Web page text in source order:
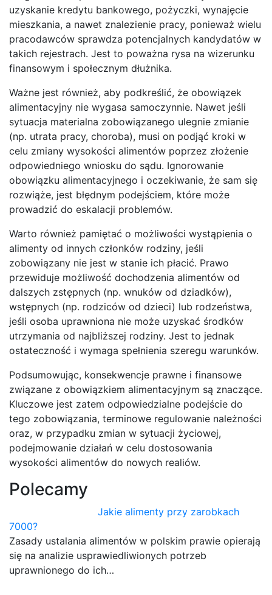
uzyskanie kredytu bankowego, pożyczki, wynajęcie
mieszkania, a nawet znalezienie pracy, ponieważ wielu
pracodawców sprawdza potencjalnych kandydatów w
takich rejestrach. Jest to poważna rysa na wizerunku
finansowym i społecznym dłużnika.
Ważne jest również, aby podkreślić, że obowiązek
alimentacyjny nie wygasa samoczynnie. Nawet jeśli
sytuacja materialna zobowiązanego ulegnie zmianie
(np. utrata pracy, choroba), musi on podjąć kroki w
celu zmiany wysokości alimentów poprzez złożenie
odpowiedniego wniosku do sądu. Ignorowanie
obowiązku alimentacyjnego i oczekiwanie, że sam się
rozwiąże, jest błędnym podejściem, które może
prowadzić do eskalacji problemów.
Warto również pamiętać o możliwości wystąpienia o
alimenty od innych członków rodziny, jeśli
zobowiązany nie jest w stanie ich płacić. Prawo
przewiduje możliwość dochodzenia alimentów od
dalszych zstępnych (np. wnuków od dziadków),
wstępnych (np. rodziców od dzieci) lub rodzeństwa,
jeśli osoba uprawniona nie może uzyskać środków
utrzymania od najbliższej rodziny. Jest to jednak
ostateczność i wymaga spełnienia szeregu warunków.
Podsumowując, konsekwencje prawne i finansowe
związane z obowiązkiem alimentacyjnym są znaczące.
Kluczowe jest zatem odpowiedzialne podejście do
tego zobowiązania, terminowe regulowanie należności
oraz, w przypadku zmian w sytuacji życiowej,
podejmowanie działań w celu dostosowania
wysokości alimentów do nowych realiów.
Polecamy
Jakie alimenty przy zarobkach
7000?
Zasady ustalania alimentów w polskim prawie opierają
się na analizie usprawiedliwionych potrzeb
uprawnionego do ich…